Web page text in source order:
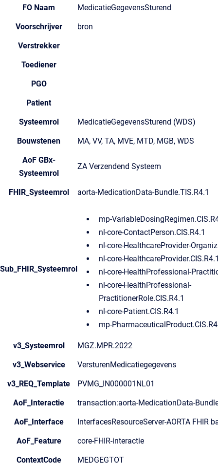
FO Naam MedicatieGegevensSturend
Voorschrijver bron
Verstrekker
Toediener
PGO
Patient
Systeemrol MedicatieGegevensSturend (WDS)
Bouwstenen MA, VV, TA, MVE, MTD, MGB, WDS
AoF GBx-
Systeemrol
ZA Verzendend Systeem
FHIR_Systeemrol aorta-MedicationData-Bundle.TIS.R4.1
Sub_FHIR_Systeemrol
mp-
nl-core-ContactPerson.CIS.R4.1
nl-core-HealthcareProvider-
nl-core-
nl-core-HealthProfessional-
nl-core-HealthProfessional-
PractitionerRole.CIS.R4.1
nl-core-Patient.CIS.R4.1
mp-
v3_Systeemrol MGZ.MPR.2022
v3_Webservice VersturenMedicatiegegevens
v3_REQ_Template PVMG_IN000001NL01
AoF_Interactie transaction:aorta-MedicationData-
AoF_Interface InterfacesResourceServer-AORTA FHIR
AoF_Feature core-FHIR-interactie
ContextCode MEDGEGTOT